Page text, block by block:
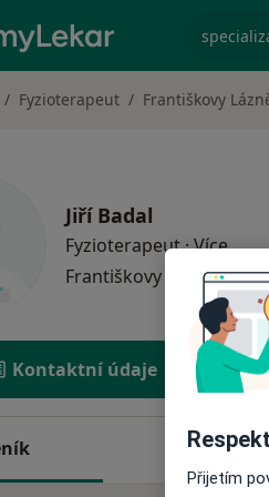
Fyzioterapeut Františkovy
Jiří Badal
Fyzioterapeut·Víceo
Františkovy Lázně1
Kontaktní údaje
Adresy
Přijetím